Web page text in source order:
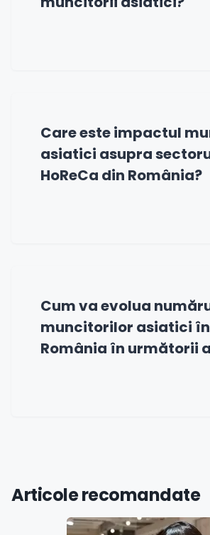
Care este impactul
asiatici asupra
HoReCa din România?
Cum va evolua
muncitorilor asiatici în
România în următorii
Articole recomandate